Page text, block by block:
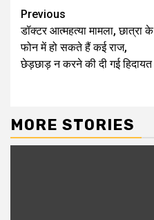
Continue
Reading
Previous
डॉक्टर आत्महत्या मामला, छात्रा के
फोन में हो सकते हैं कई राज,
छेड़छाड़ न करने की दी गई हिदायत
MORE STORIES